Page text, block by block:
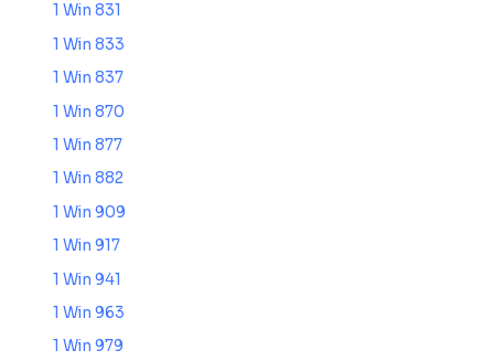
1 Win 831
1 Win 833
1 Win 837
1 Win 870
1 Win 877
1 Win 882
1 Win 909
1 Win 917
1 Win 941
1 Win 963
1 Win 979